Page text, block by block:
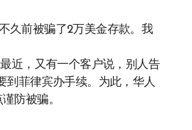
久前被骗了2万美金存款。我
近，又有一个客户说，别人告
到菲律宾办手续。为此，华人
防被骗。